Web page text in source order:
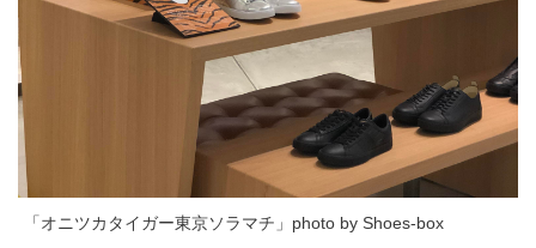
「オニツカタイガー東京ソラマチ」photo by Shoes-box